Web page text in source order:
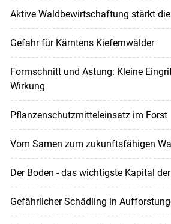
Aktive Waldbewirtschaftung stärkt
Gefahr für Kärntens Kiefernwälder
Formschnitt und Astung: Kleine
Wirkung
Pflanzenschutzmitteleinsatz im Forst
Vom Samen zum zukunftsfähigen
Der Boden - das wichtigste Kapital
Gefährlicher Schädling in